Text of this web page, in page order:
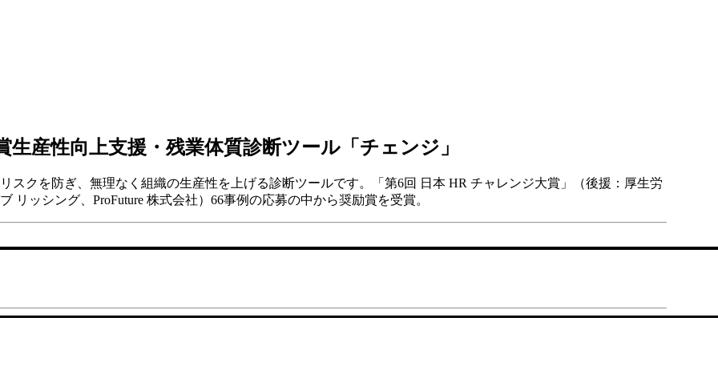
生産性向上支援・残業体質診断ツール 「チェンジ」
スクを防ぎ、無理なく組織の生産性を上げる診断ツールです。「第6回 日本 HR チャレンジ大賞」（後援：厚生労
リッシング、ProFuture 株式会社）66事例の応募の中から奨励賞を受賞。